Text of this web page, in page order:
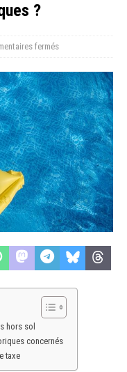
?
fermés
hors sol
concernés
taxe